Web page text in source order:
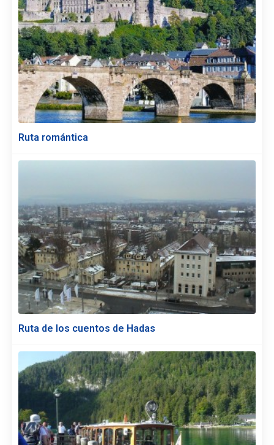
Ruta romántica
Ruta de los cuentos de Hadas